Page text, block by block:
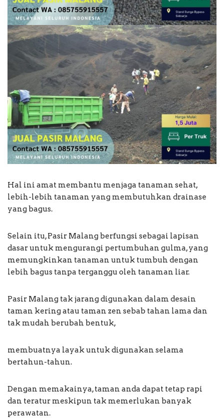
Hal ini amat membantu menjaga tanaman sehat,
lebih-lebih tanaman yang membutuhkan drainase
yang bagus.
Selain itu, Pasir Malang berfungsi sebagai lapisan
dasar untuk mengurangi pertumbuhan gulma, yang
memungkinkan tanaman untuk tumbuh dengan
lebih bagus tanpa terganggu oleh tanaman liar.
Pasir Malang tak jarang digunakan dalam desain
taman kering atau taman zen sebab tahan lama dan
tak mudah berubah bentuk,
membuatnya layak untuk digunakan selama
bertahun-tahun.
Dengan memakainya, taman anda dapat tetap rapi
dan teratur meskipun tak memerlukan banyak
perawatan.